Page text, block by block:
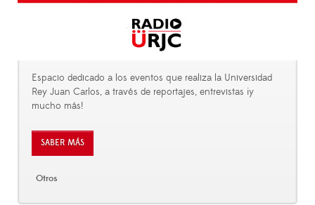
Espacio dedicado a los eventos que realiza la Universidad
Rey Juan Carlos, a través de reportajes, entrevistas ¡y
mucho más!
SABER MÁS
Otros